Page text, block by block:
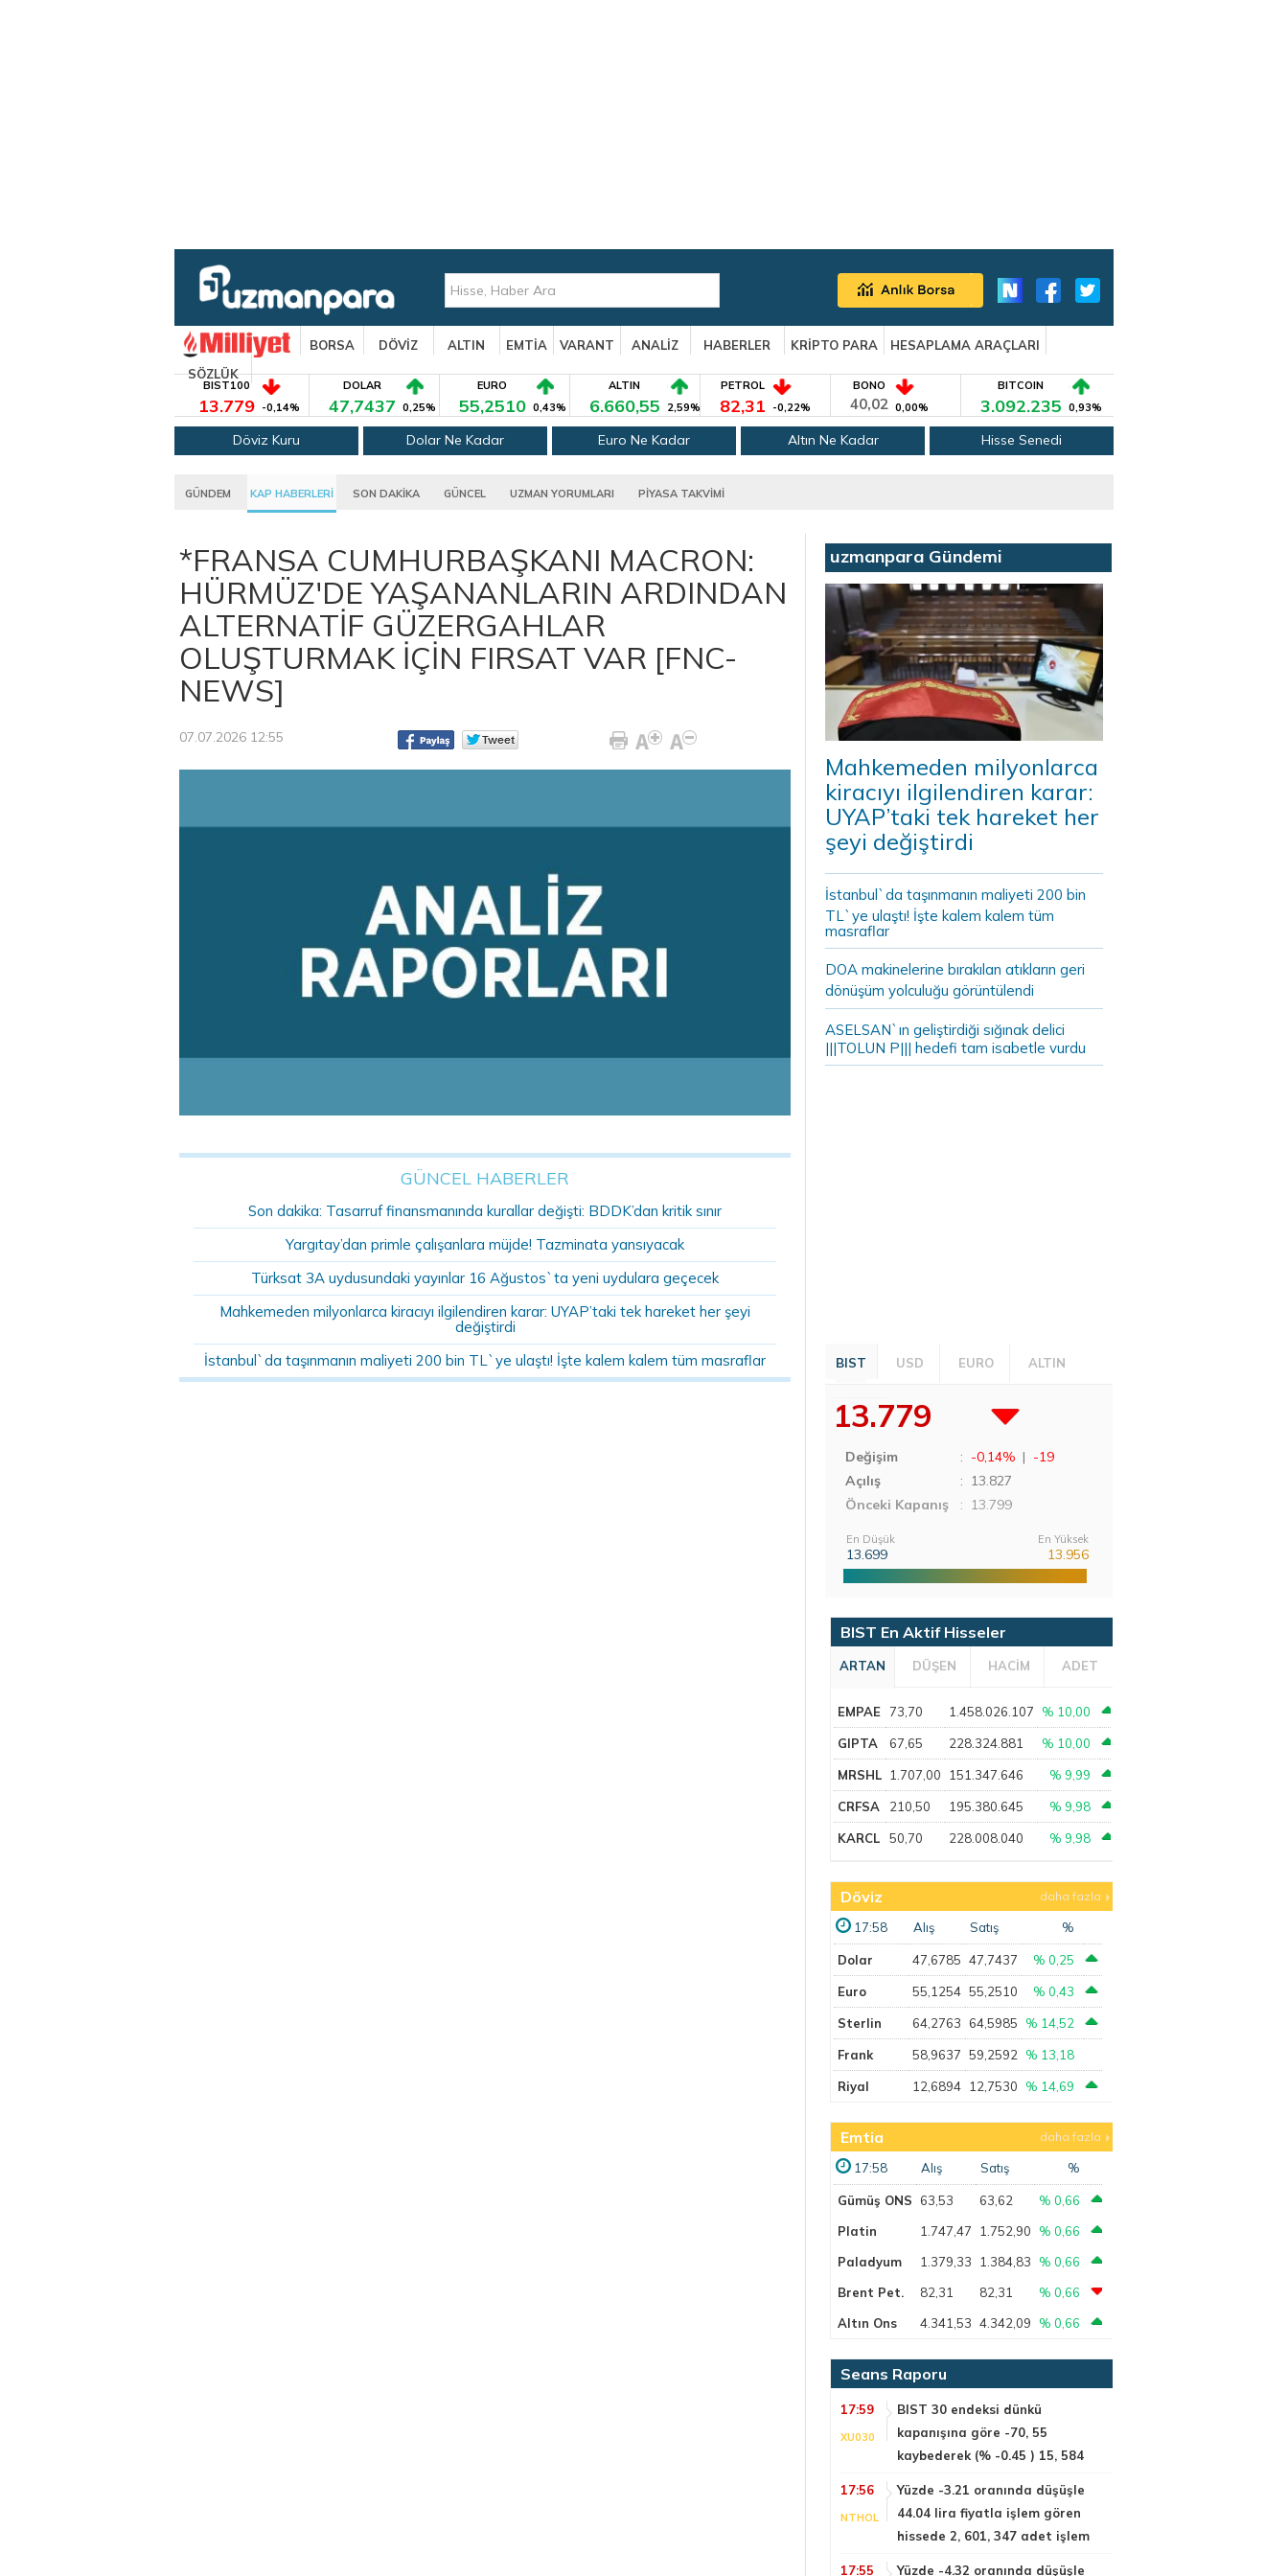
BORSA DÖVİZ ALTIN EMTİA VARANT ANALİZ HABERLER KRİPTO PARA
HESAPLAMA ARAÇLARI
SÖZLÜK
BIST100
13.779 -0,14%
DOLAR
47,7437 0,25%
EURO
55,2510 0,43%
ALTIN
6.660,55 2,59%
PETROL
82,31 -0,22%
BONO
40,02 0,00%
BITCOIN
3.092.235 0,93%
Döviz Kuru Dolar Ne Kadar Euro Ne Kadar Altın Ne Kadar Hisse Senedi
GÜNDEM KAP HABERLERİ SON DAKİKA GÜNCEL UZMAN YORUMLARI PİYASA TAKVİMİ
*FRANSA CUMHURBAŞKANI MACRON:
HÜRMÜZ'DE YAŞANANLARIN ARDINDAN
ALTERNATİF GÜZERGAHLAR
OLUŞTURMAK İÇİN FIRSAT VAR [FNC-
NEWS]
07.07.2026 12:55
GÜNCEL HABERLER
Son dakika: Tasarruf finansmanında kurallar değişti: BDDK’dan kritik sınır
Yargıtay’dan primle çalışanlara müjde! Tazminata yansıyacak
Türksat 3A uydusundaki yayınlar 16 Ağustos`ta yeni uydulara geçecek
Mahkemeden milyonlarca kiracıyı ilgilendiren karar: UYAP’taki tek hareket her şeyi
değiştirdi
İstanbul`da taşınmanın maliyeti 200 bin TL`ye ulaştı! İşte kalem kalem tüm masraflar
uzmanpara Gündemi
Mahkemeden milyonlarca
kiracıyı ilgilendiren karar:
UYAP’taki tek hareket her
şeyi değiştirdi
İstanbul`da taşınmanın maliyeti 200 bin
TL`ye ulaştı! İşte kalem kalem tüm
masraflar
DOA makinelerine bırakılan atıkların geri
dönüşüm yolculuğu görüntülendi
ASELSAN`ın geliştirdiği sığınak delici
|||TOLUN P||| hedefi tam isabetle vurdu
BIST USD EURO ALTIN
13.779
Değişim : -0,14% | -19
Açılış
: 13.827
Önceki Kapanış
: 13.799
En Düşük
13.699
En Yüksek
13.956
BIST En Aktif Hisseler
ARTAN DÜŞEN HACİM ADET
EMPAE 73,70 1.458.026.107 % 10,00
GIPTA 67,65 228.324.881 % 10,00
MRSHL 1.707,00 151.347.646 % 9,99
CRFSA 210,50 195.380.645 % 9,98
KARCL 50,70 228.008.040 % 9,98
Döviz daha fazla
17:58 Alış Satış %
Dolar 47,6785 47,7437 % 0,25
Euro 55,1254 55,2510 % 0,43
Sterlin 64,2763 64,5985 % 14,52
Frank 58,9637 59,2592 % 13,18
Riyal 12,6894 12,7530 % 14,69
Emtia daha fazla
17:58 Alış Satış %
Gümüş ONS 63,53 63,62
% 0,66
Platin
1.747,47 1.752,90
% 0,66
Paladyum
1.379,33 1.384,83
% 0,66
Brent Pet.
82,31 82,31
% 0,66
Altın Ons
4.341,53 4.342,09 % 0,66
Seans Raporu
17:59
XU030
BIST 30 endeksi dünkü
kapanışına göre -70, 55
kaybederek (% -0.45 ) 15, 584
17:56
NTHOL
Yüzde -3.21 oranında düşüşle
44.04 lira fiyatla işlem gören
hissede 2, 601, 347 adet işlem
17:55
Yüzde -4.32 oranında düşüşle